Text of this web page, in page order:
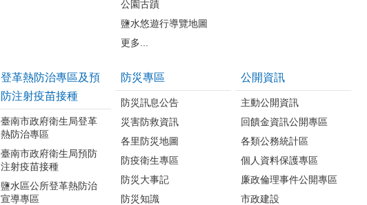
公園古蹟
鹽水悠遊行導覽地圖
更多...
登革熱防治專區及預
防注射疫苗接種
臺南市政府衛生局登革
熱防治專區
臺南市政府衛生局預防
注射疫苗接種
鹽水區公所登革熱防治
宣導專區
防災專區
防災訊息公告
災害防救資訊
各里防災地圖
防疫衛生專區
防災大事記
防災知識
公開資訊
主動公開資訊
回饋金資訊公開專區
各類公務統計區
個人資料保護專區
廉政倫理事件公開專區
市政建設